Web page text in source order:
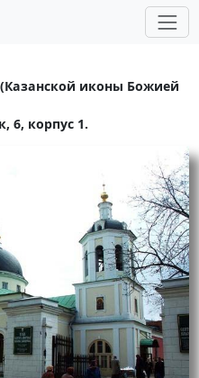
иконы Божией
6, корпус 1.